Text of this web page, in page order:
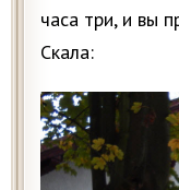
часа три, и вы
Скала: